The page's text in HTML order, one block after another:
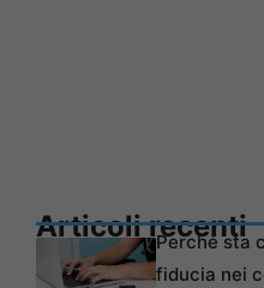
Articoli recenti
Perché sta
fiducia nei